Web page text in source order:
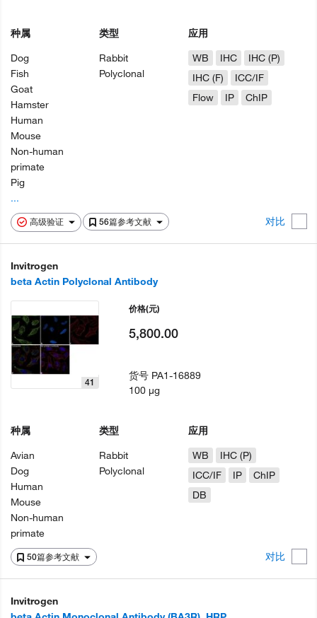
高级验证 56篇参考文献 对比
种属
Dog
Fish
Goat
Hamster
Human
Mouse
Non-human
primate
Pig
...
类型
Rabbit
Polyclonal
应用
WB
IHC
IHC (P)
IHC (F)
ICC/IF
Flow
IP ChIP
Invitrogen
beta Actin Polyclonal Antibody
50篇参考文献 对比
41
种属
Avian
Dog
Human
Mouse
Non-human
primate
类型
Rabbit
Polyclonal
应用
WB
IHC (P)
ICC/IF
IP
ChIP
DB
价格(元)
5,800.00
货号 PA1-16889
100 µg
Invitrogen